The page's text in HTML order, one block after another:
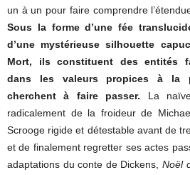
un à un pour faire comprendre
Sous la forme d’une fée
d’une mystérieuse silhouette
Mort, ils constituent des entités
dans les valeurs propices à la
cherchent à faire passer. La
radicalement de la froideur de
Scrooge rigide et détestable avant de
et de finalement regretter ses actes
adaptations du conte de Dickens, Noël